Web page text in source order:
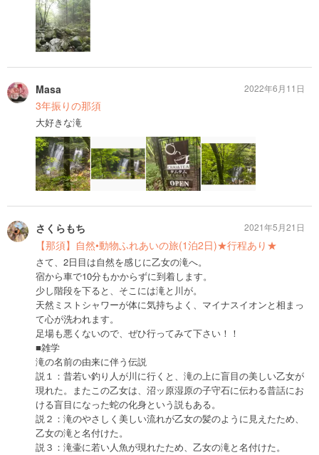
Masa
3年振りの那須
大好きな滝
2022年6月11日
さくらもち
【那須】自然•動物ふれあいの旅(1泊2日)★行程あり★
さて、2日目は自然を感じに乙女の滝へ。
宿から車で10分もかからずに到着します。
少し階段を下ると、そこには滝と川が。
天然ミストシャワーが体に気持ちよく、マイナスイオンと相まっ
て心が洗われます。
足場も悪くないので、ぜひ行ってみて下さい！！
■雑学
滝の名前の由来に伴う伝説
説１：昔若い釣り人が川に行くと、滝の上に盲目の美しい乙女が
現れた。またこの乙女は、沼ッ原湿原の子守石に伝わる昔話にお
ける盲目になった蛇の化身という説もある。
説２：滝のやさしく美しい流れが乙女の髪のように見えたため、
乙女の滝と名付けた。
説３：滝壷に若い人魚が現れたため、乙女の滝と名付けた。
2021年5月21日